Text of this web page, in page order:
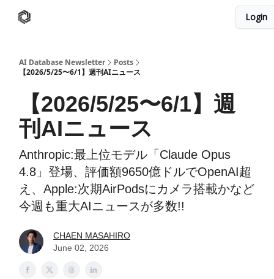
Login
AI Database Newsletter
Posts
【2026/5/25〜6/1】週刊AIニュース
【2026/5/25〜6/1】週
刊AIニュース
Anthropic:最上位モデル「Claude Opus
4.8」登場、評価額9650億ドルでOpenAI超
え、Apple:次期AirPodsにカメラ搭載かなど
今週も重大AIニュースが多数!!️
CHAEN MASAHIRO
June 02, 2026